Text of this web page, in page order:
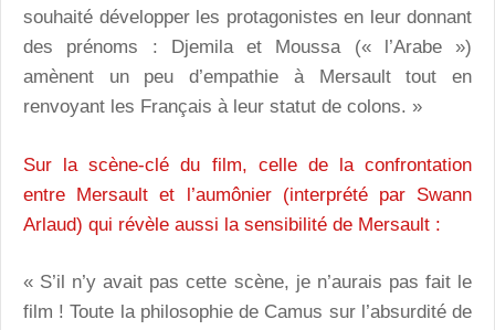
souhaité développer les protagonistes en leur donnant
des prénoms : Djemila et Moussa (« l’Arabe »)
amènent un peu d’empathie à Mersault tout en
renvoyant les Français à leur statut de colons. »
Sur la scène-clé du film, celle de la confrontation
entre Mersault et l’aumônier (interprété par Swann
Arlaud) qui révèle aussi la sensibilité de Mersault :
« S’il n’y avait pas cette scène, je n’aurais pas fait le
film ! Toute la philosophie de Camus sur l’absurdité de